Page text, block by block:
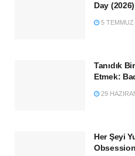
Day (2026)
5 TEMMUZ
Tanıdık
Etmek:
29
Her Şeyi